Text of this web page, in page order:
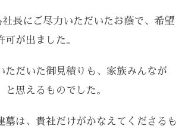
社長にご尽力いただいたお蔭で、希望
が出ました。
ただいた御見積りも、家族みんなが
と思えるものでした。
墓は、貴社だけがかなえてくださるも